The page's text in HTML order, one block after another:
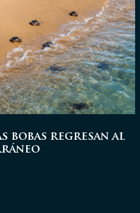
bobas regresan al